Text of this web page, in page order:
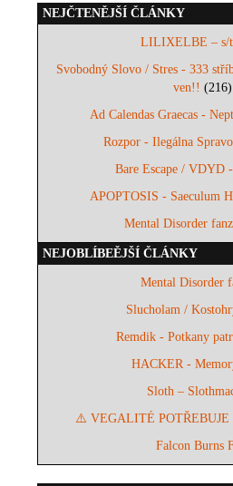
NEJČTENĚJŠÍ ČLÁNKY
LILIXELBE – s/t
Svobodný Slovo / Stres - 333
ven!! (216)
Ad Calendas Graecas -
Rozpor - Ilegálna
Bare Escape / VDYD
APOPTOSIS - Saeculum
Mental Disorder
NEJOBLÍBEĚJŠÍ ČLÁNKY
Mental Disorder
Slucholam /
Remdik - Potkany
HACKER -
Sloth –
⚠️ VEGALITÉ
Falcon Burns